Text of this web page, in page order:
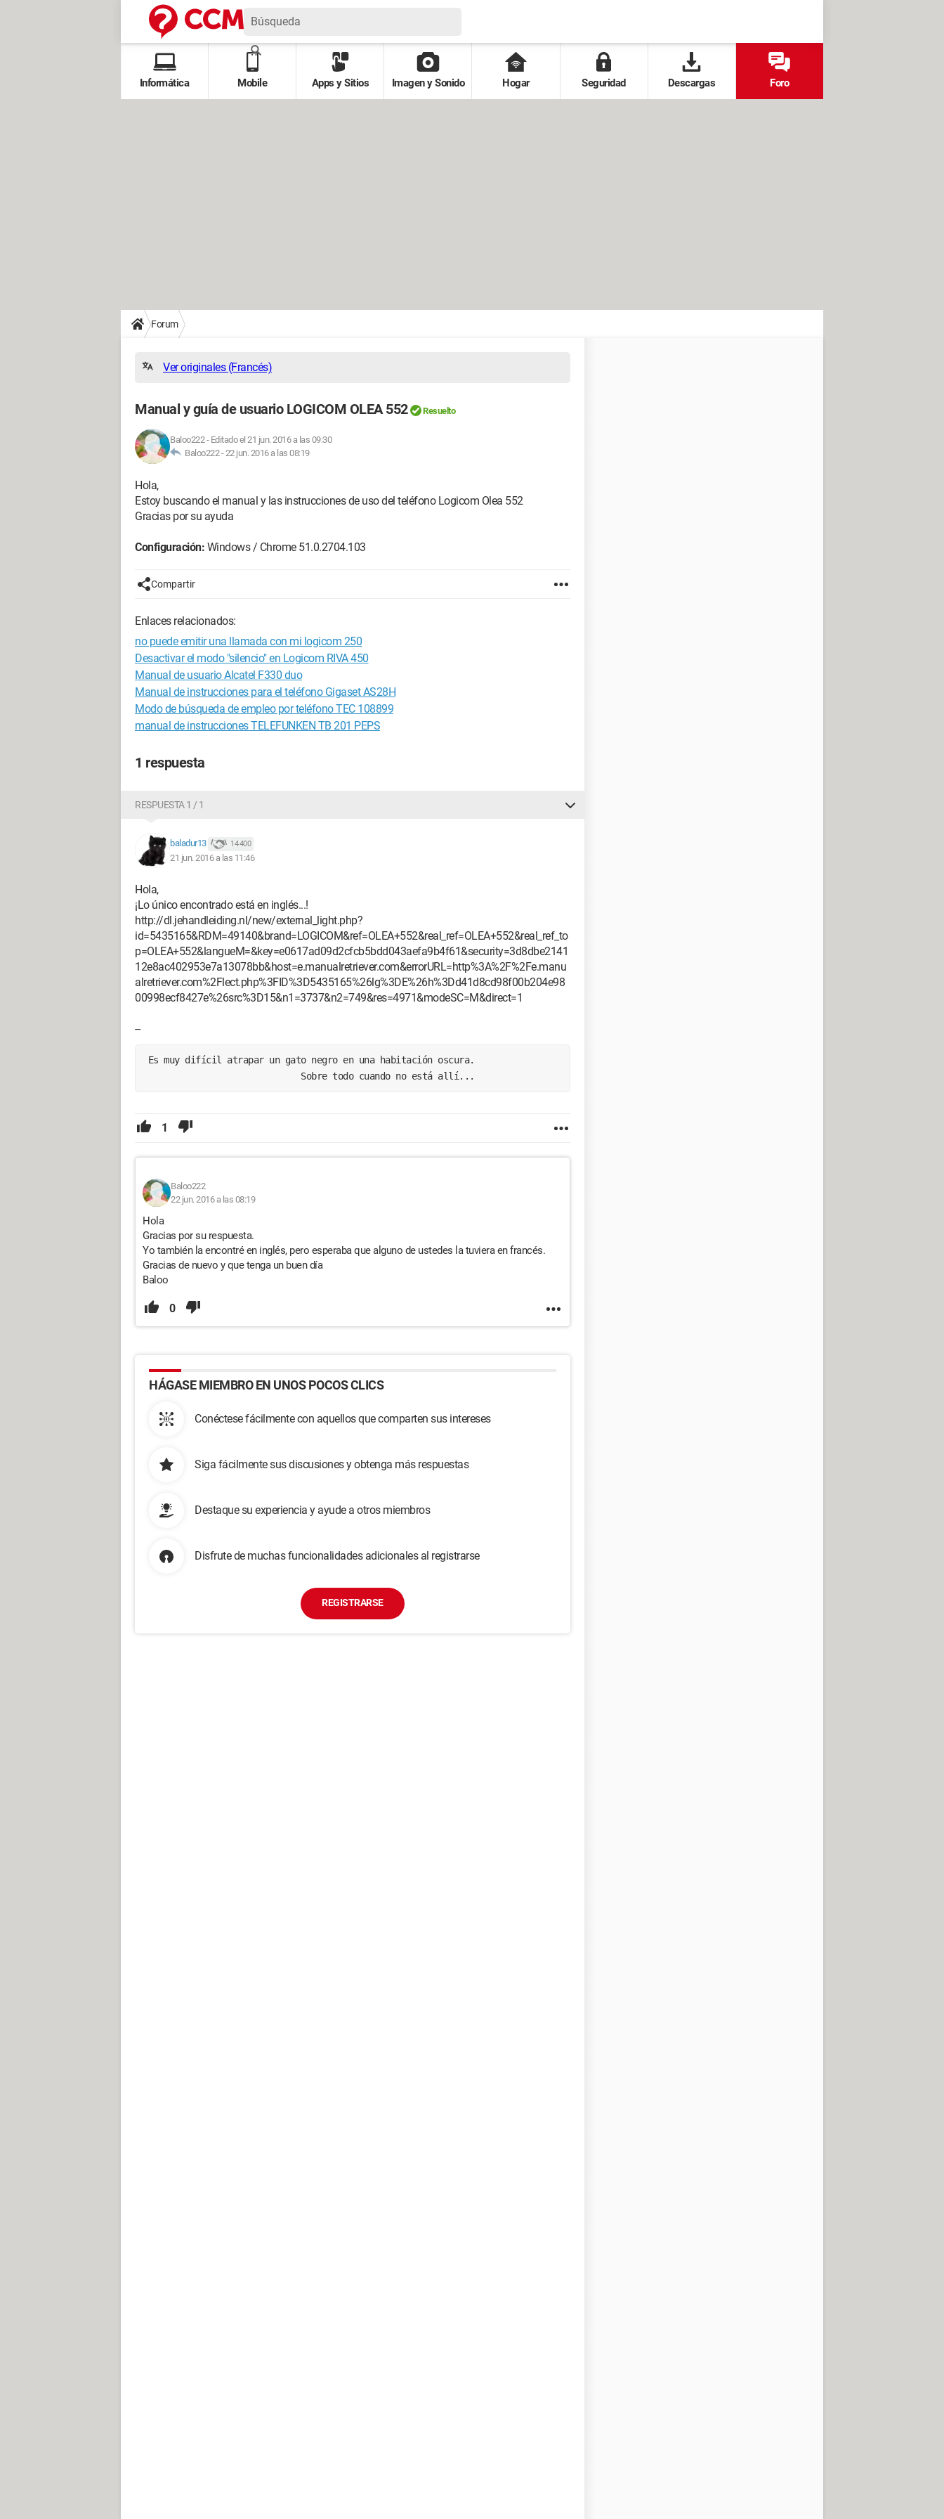
Informática Mobile Apps y Sitios Imagen y Sonido Hogar Seguridad Descargas Foro
Forum
Ver originales (Francés)
Manual y guía de usuario LOGICOM OLEA 552 Resuelto
Baloo222- Editado el 21 jun. 2016 a las 09:30
Baloo222 -22 jun. 2016 a las 08:19
Hola,
Estoy buscando el manual y las instrucciones de uso del teléfono Logicom Olea 552
Gracias por su ayuda
Configuración: Windows / Chrome 51.0.2704.103
Compartir
Enlaces relacionados:
no puede emitir una llamada con mi logicom 250
Desactivar el modo "silencio" en Logicom RIVA 450
Manual de usuario Alcatel F330 duo
Manual de instrucciones para el teléfono Gigaset AS28H
Modo de búsqueda de empleo por teléfono TEC 108899
manual de instrucciones TELEFUNKEN TB 201 PEPS
1 respuesta
RESPUESTA 1 / 1
baladur13 14 400
21 jun. 2016 a las 11:46
Hola,
¡Lo único encontrado está en inglés...!
http://dl.jehandleiding.nl/new/external_light.php?
id=5435165&RDM=49140&brand=LOGICOM&ref=OLEA+552&real_ref=OLEA+552&real_ref_to
p=OLEA+552&langueM=&key=e0617ad09d2cfcb5bdd043aefa9b4f61&security=3d8dbe2141
12e8ac402953e7a13078bb&host=e.manualretriever.com&errorURL=http%3A%2F%2Fe.manu
alretriever.com%2Flect.php%3FID%3D5435165%26lg%3DE%26h%3Dd41d8cd98f00b204e98
00998ecf8427e%26src%3D15&n1=3737&n2=749&res=4971&modeSC=M&direct=1
--
Es muy difícil atrapar un gato negro en una habitación oscura.
Sobre todo cuando no está allí...
1
Baloo222
22 jun. 2016 a las 08:19
Hola
Gracias por su respuesta.
Yo también la encontré en inglés, pero esperaba que alguno de ustedes la tuviera en francés.
Gracias de nuevo y que tenga un buen día
Baloo
0
HÁGASE MIEMBRO EN UNOS POCOS CLICS
Conéctese fácilmente con aquellos que comparten sus intereses
Siga fácilmente sus discusiones y obtenga más respuestas
Destaque su experiencia y ayude a otros miembros
Disfrute de muchas funcionalidades adicionales al registrarse
REGISTRARSE